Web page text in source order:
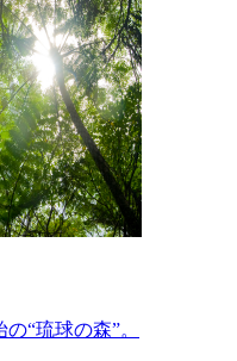
“琉球の森”。